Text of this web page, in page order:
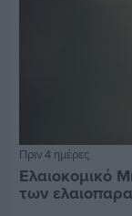
Πριν 4 ημέρες
Ελαιοκομικό
των